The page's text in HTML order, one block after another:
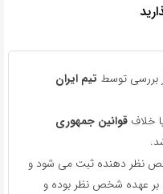
بررسی توسط تیم ایران
خلاف قوانین جمهوری
نظر دهنده ثبت می شود و
بر عهده شخص نظر بوده و